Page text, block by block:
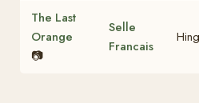
The Last
Orange
📷
Selle
Francais